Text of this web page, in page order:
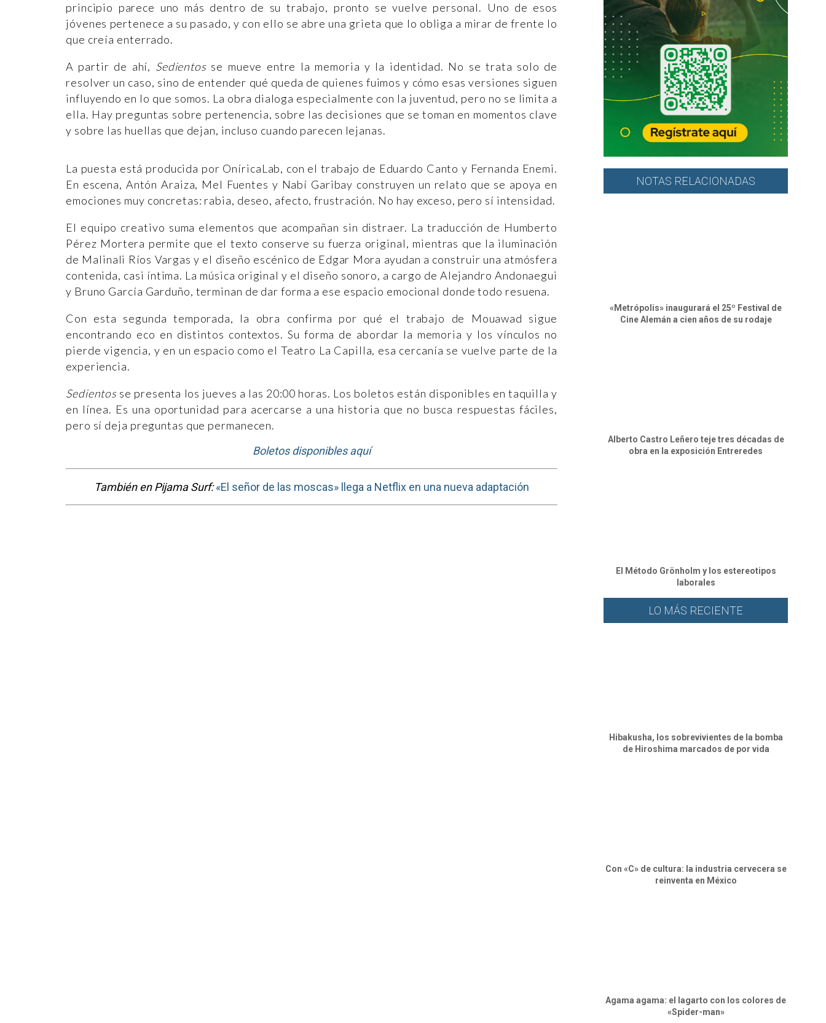
principio parece uno más dentro de su trabajo, pronto se vuelve personal. Uno de esos
jóvenes pertenece a su pasado, y con ello se abre una grieta que lo obliga a mirar de frente lo
que creía enterrado.
A partir de ahí, Sedientosse mueve entre la memoria y la identidad. No se trata solo de
resolver un caso, sino de entender qué queda de quienes fuimos y cómo esas versiones siguen
influyendo en lo que somos. La obra dialoga especialmente con la juventud, pero no se limita a
ella. Hay preguntas sobre pertenencia, sobre las decisiones que se toman en momentos clave
y sobre las huellas que dejan, incluso cuando parecen lejanas.
La puesta está producida por OníricaLab, con el trabajo de Eduardo Canto y Fernanda Enemi.
En escena, Antón Araiza, Mel Fuentes y Nabí Garibay construyen un relato que se apoya en
emociones muy concretas: rabia, deseo, afecto, frustración. No hay exceso, pero sí intensidad.
El equipo creativo suma elementos que acompañan sin distraer. La traducción de Humberto
Pérez Mortera permite que el texto conserve su fuerza original, mientras que la iluminación
de Malinali Ríos Vargas y el diseño escénico de Edgar Mora ayudan a construir una atmósfera
contenida, casi íntima. La música original y el diseño sonoro, a cargo de Alejandro Andonaegui
y Bruno García Garduño, terminan de dar forma a ese espacio emocional donde todo resuena.
Con esta segunda temporada, la obra confirma por qué el trabajo de Mouawad sigue
encontrando eco en distintos contextos. Su forma de abordar la memoria y los vínculos no
pierde vigencia, y en un espacio como el Teatro La Capilla, esa cercanía se vuelve parte de la
experiencia.
Sedientos se presenta los jueves a las 20:00 horas. Los boletos están disponibles en taquilla y
en línea. Es una oportunidad para acercarse a una historia que no busca respuestas fáciles,
pero sí deja preguntas que permanecen.
Boletos disponibles aquí
También en Pijama Surf:«El señor de las moscas» llega a Netflix en una nueva adaptación
NOTAS RELACIONADAS
«Metrópolis» inaugurará el 25º Festival de
Cine Alemán a cien años de su rodaje
Alberto Castro Leñero teje tres décadas de
obra en la exposición Entreredes
El Método Grönholm y los estereotipos
laborales
LO MÁS RECIENTE
Hibakusha, los sobrevivientes de la bomba
de Hiroshima marcados de por vida
Con «C» de cultura: la industria cervecera se
reinventa en México
Agama agama: el lagarto con los colores de
«Spider-man»